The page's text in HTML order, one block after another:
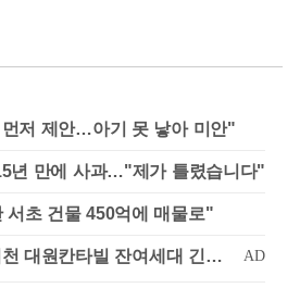
저 제안…아기 못 낳아 미안"
년 만에 사과…"제가 틀렸습니다"
서초 건물 450억에 매물로"